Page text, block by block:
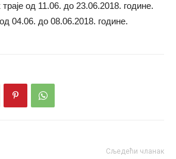
од 11.06. до 23.06.2018. године.
04.06. до 08.06.2018. године.
Сљедећи чланак